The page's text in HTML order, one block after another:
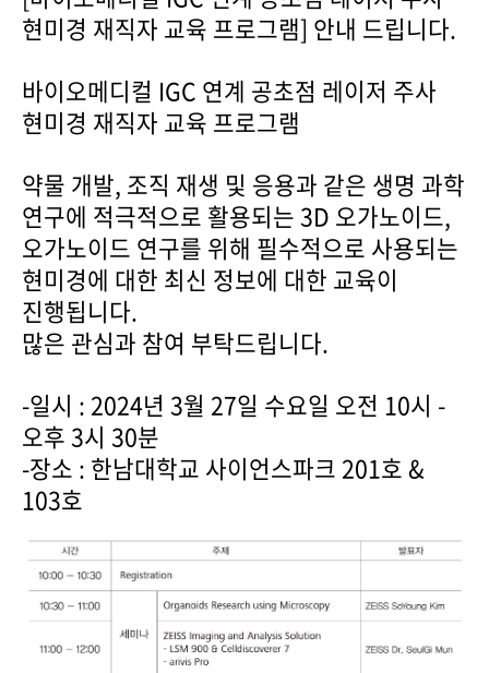
현미경 재직자 교육 프로그램] 안내 드립니다.
바이오메디컬 IGC 연계 공초점 레이저 주사
현미경 재직자 교육 프로그램
약물 개발, 조직 재생 및 응용과 같은 생명 과학
연구에 적극적으로 활용되는 3D 오가노이드,
오가노이드 연구를 위해 필수적으로 사용되는
현미경에 대한 최신 정보에 대한 교육이
진행됩니다.
많은 관심과 참여 부탁드립니다.
-일시 : 2024년 3월 27일 수요일 오전 10시 -
오후 3시 30분
-장소 : 한남대학교 사이언스파크 201호 &
103호